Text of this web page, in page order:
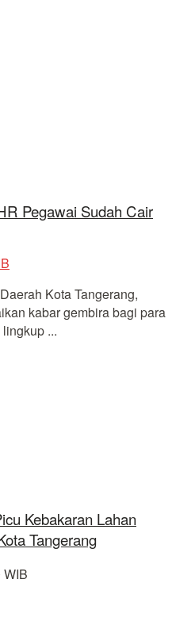
Pegawai Sudah Cair
Kota Tangerang,
kabar gembira bagi para
...
Kebakaran Lahan
Tangerang